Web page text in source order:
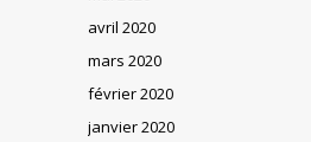
avril 2020
mars 2020
février 2020
janvier 2020